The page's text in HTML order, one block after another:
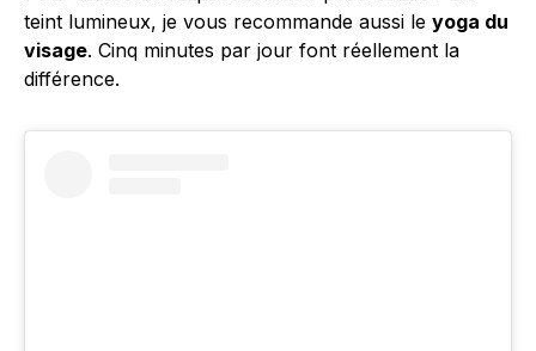
teint lumineux, je vous recommande aussi le yoga du
visage. Cinq minutes par jour font réellement la
différence.